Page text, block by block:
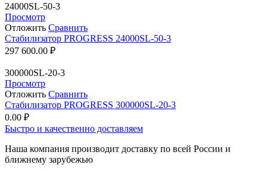
24000SL-50-3
Просмотр
Отложить Сравнить
Стабилизатор PROGRESS 24000SL-50-3
297 600.00 ₽
300000SL-20-3
Просмотр
Отложить Сравнить
Стабилизатор PROGRESS 300000SL-20-3
0.00 ₽
Быстро и качественно доставляем
Наша компания производит доставку по всей России и
ближнему зарубежью